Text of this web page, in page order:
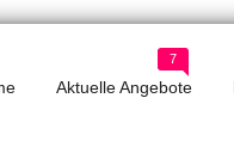
7
Aktuelle Angebote